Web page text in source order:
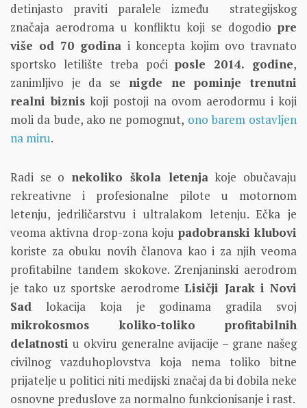
detinjasto praviti paralele između strategijskog
značaja aerodroma u konfliktu koji se dogodio pre
više od 70 godina i koncepta kojim ovo travnato
sportsko letilište treba poćiposle 2014. godine,
zanimljivo je da se nigde ne pominje trenutni
realni biznis koji postoji na ovom aerodormu i koji
moli da bude, ako ne pomognut, ono barem ostavljen
na miru.
Radi se o nekoliko škola letenjakoje obučavaju
rekreativne i profesionalne pilote u motornom
letenju, jedriličarstvu i ultralakom letenju. Ečka je
veoma aktivna drop-zona koju padobranski klubovi
koriste za obuku novih članova kao i za njih veoma
profitabilne tandem skokove. Zrenjaninski aerodrom
je tako uz sportske aerodromeLisičji Jarak i Novi
Sad lokacija koja je godinama gradila svoj
mikrokosmos koliko-toliko profitabilnih
delatnosti u okviru generalne avijacije – grane našeg
civilnog vazduhoplovstva koja nema toliko bitne
prijatelje u politici niti medijski značaj da bi dobila neke
osnovne preduslove za normalno funkcionisanje i rast.